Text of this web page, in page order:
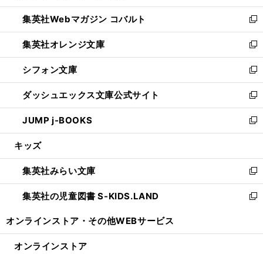
開
く
ウ
で
開
く
ン
ド
ウ
で
開
く
ウ
ィ
ン
ド
ウ
で
開
く
集英社Webマガジン コバルト
新
し
い
ウ
ィ
ン
ド
ウ
で
開
集英社オレンジ文庫
新
し
い
ウ
ィ
ン
ド
ウ
開
く
シフォン文庫
新
し
い
ウ
ィ
ン
ウ
で
開
く
ダッシュエックス文庫公式サイト
新
し
い
ウ
ン
ド
ウ
で
JUMP j-BOOKS
新
し
ウ
ィ
ン
ド
開
キッズ
集英社みらい文庫
新
し
い
ン
集英社の児童図書 S-KIDS.LAND
新
ウ
オンラインストア・ その他WEBサービス
オンラインストア